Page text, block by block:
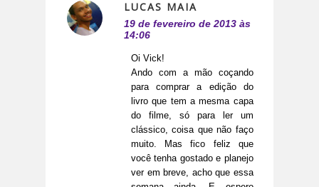
LUCAS MAIA
19 de fevereiro de 2013 às
14:06
Oi Vick!
Ando com a mão coçando
para comprar a edição do
livro que tem a mesma capa
do filme, só para ler um
clássico, coisa que não faço
muito. Mas fico feliz que
você tenha gostado e planejo
ver em breve, acho que essa